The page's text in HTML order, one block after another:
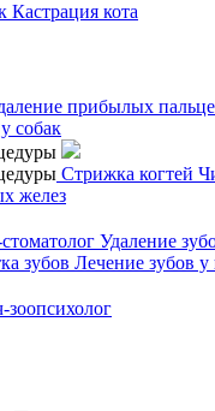
Кастрация кота
прибылых
собак
Стрижка когтей
желез
Удаление
зубов Лечение зубов
зоопсихолог